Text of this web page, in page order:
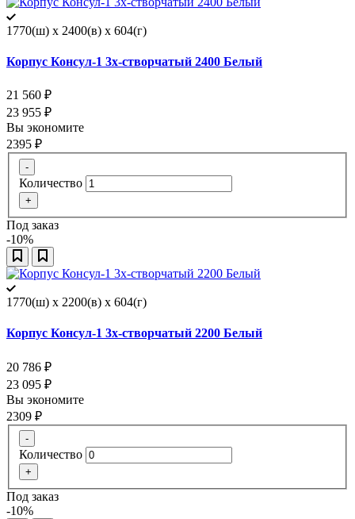
1770(ш) x 2400(в) x 604(г)
Корпус Консул-1 3х-створчатый 2400 Белый
21 560 ₽
23 955 ₽
Вы экономите
2395 ₽
-
Количество
+
Под заказ
-10%
1770(ш) x 2200(в) x 604(г)
Корпус Консул-1 3х-створчатый 2200 Белый
20 786 ₽
23 095 ₽
Вы экономите
2309 ₽
-
Количество
+
Под заказ
-10%